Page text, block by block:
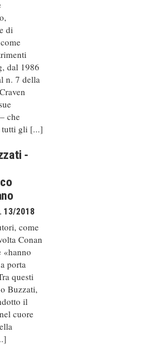
di
dal 1986
n. 7 della
che
tutti gli [...]
-
13/2018
come
Conan
«hanno
porta
questi
Buzzati,
il
cuore